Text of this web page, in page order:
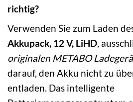
richtig?
Verwenden Sie zum Laden
Akkupack, 12 V, LiHD,
originalen METABO
darauf, den Akku nicht zu
entladen. Das intelligente